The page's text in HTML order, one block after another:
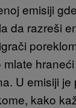
emisiji
da razreši
U emisiji je
kako